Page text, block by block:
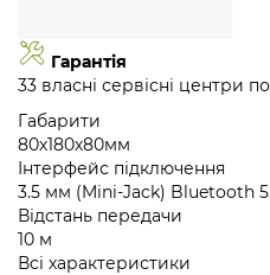
Гарантія
33 власні сервісні центри по
Габарити
80х180х80мм
Інтерфейс підключення
3.5 мм (Mini-Jack) Bluetooth
Відстань передачи
10 м
Всі характеристики